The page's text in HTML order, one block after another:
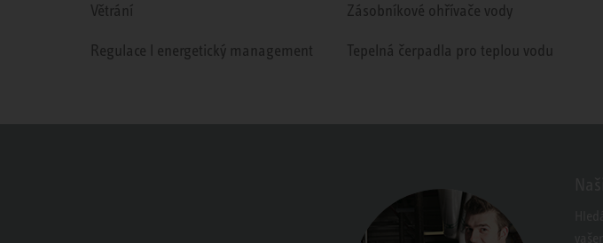
Větrání
Regulace l energetický management
Zásobníkové ohřívače vody
Tepelná čerpadla pro teplou vodu